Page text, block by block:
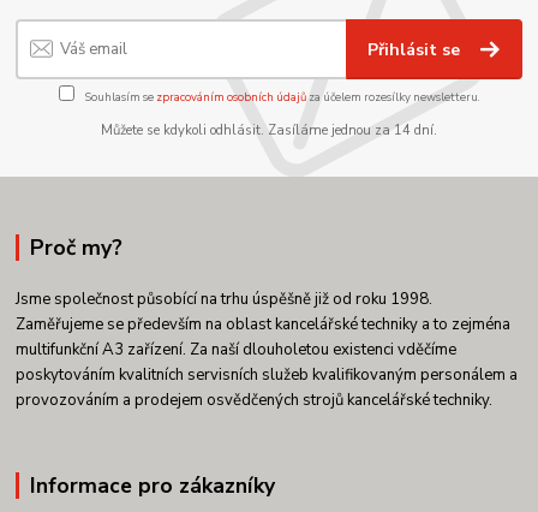
Přihlásit se
Souhlasím se zpracováním osobních údajůza účelem rozesílky newsletteru.
Můžete se kdykoli odhlásit. Zasíláme jednou za 14 dní.
Proč my?
Jsme společnost působící na trhu úspěšně již od roku 1998.
Zaměřujeme se především na oblast kancelářské techniky a to zejména
multifunkční A3 zařízení. Za naší dlouholetou existenci vděčíme
poskytováním kvalitních servisních služeb kvalifikovaným personálem a
provozováním a prodejem osvědčených strojů kancelářské techniky.
Informace pro zákazníky